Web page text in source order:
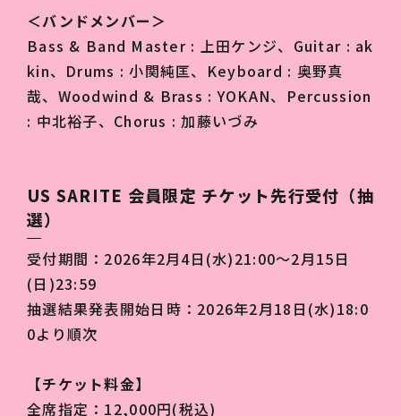
＜バンドメンバー＞
Bass & Band Master : 上田ケンジ、Guitar : ak
kin、Drums : 小関純匡、Keyboard : 奥野真
哉、Woodwind & Brass : YOKAN、Percussion
: 中北裕子、Chorus : 加藤いづみ
US SARITE 会員限定 チケット先行受付（抽
選）
受付期間：2026年2月4日(水)21:00〜2月15日
(日)23:59
抽選結果発表開始日時：2026年2月18日(水)18:0
0より順次
【チケット料金】
全席指定：12,000円(税込)